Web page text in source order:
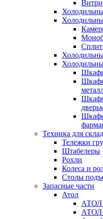
Техника для
Тележки
Штабелеры
Рохли
Колеса и
Столы
Запасные части
Атол
АТОЛ
АТОЛ